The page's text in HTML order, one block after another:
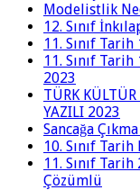
Modelistlik
12. Sınıf
11. Sınıf
11. Sınıf
2023
TÜRK
YAZILI 2023
Sancağa
10. Sınıf
11. Sınıf
Çözümlü